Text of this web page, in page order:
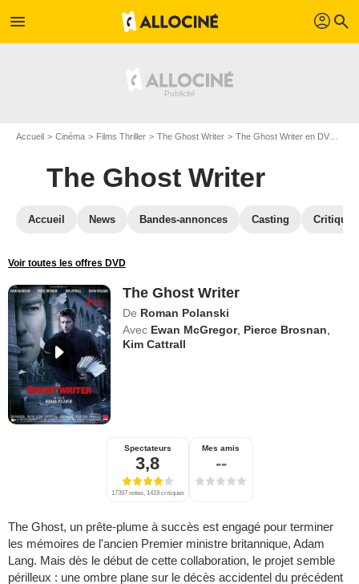
menu profil search
Accueil Cinéma Films Thriller The Ghost Writer The Ghost Writer en DVD
The Ghost Writer
Accueil News Bandes-annonces Casting
Voir toutes les offres DVD
The Ghost Writer
De Roman Polanski
Avec Ewan McGregor, Pierce Brosnan
Kim Cattrall
Spectateurs
3,8
17397 notes, 1419 critiques
Mes amis
--
The Ghost, un prête-plume à succès est engagé pour terminer
les mémoires de l'ancien Premier ministre britannique, Adam
Lang. Mais dès le début de cette collaboration, le projet semble
périlleux : une ombre plane sur le décès accidentel du précédent